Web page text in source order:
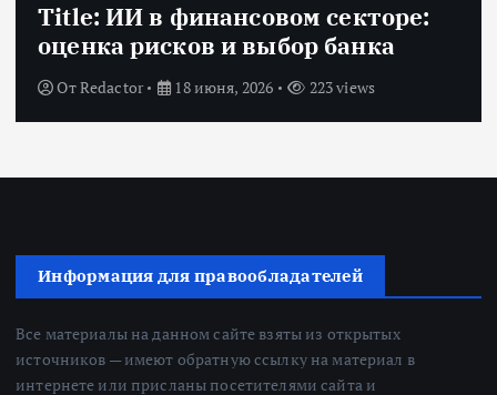
Title: ИИ в финансовом секторе:
оценка рисков и выбор банка
ОтRedactor 18 июня, 2026 223 views
Информация для правообладателей
Все материалы на данном сайте взяты из открытых
источников — имеют обратную ссылку на материал в
интернете или присланы посетителями сайта и